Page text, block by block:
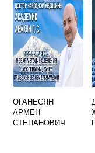
ОГАНЕСЯН
АРМЕН
СТЕПАНОВИЧ